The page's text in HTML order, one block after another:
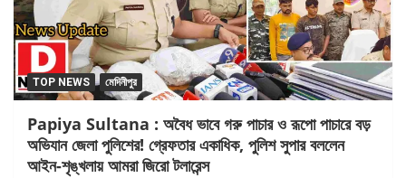
TOP NEWS মেদিনীপুর
Papiya Sultana : অবৈধ ভাবে গরু পাচার ও রূপো পাচারে বড়
অভিযান জেলা পুলিশের! গ্রেফতার একাধিক, পুলিশ সুপার বললেন
আইন-শৃঙ্খলায় আমরা জিরো টলারেন্স